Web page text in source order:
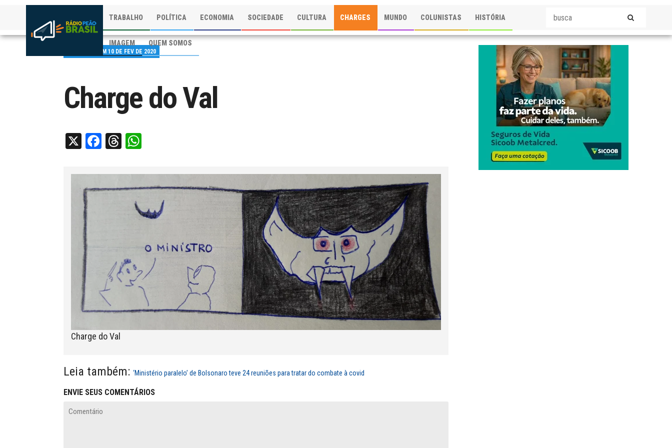
TRABALHO POLÍTICA ECONOMIA SOCIEDADE CULTURA CHARGES MUNDO COLUNISTAS HISTÓRIA
IMAGEM QUEM SOMOS
PUBLICADO EM 10 DE FEV DE 2020
Charge do Val
X Facebook
Threads
Charge do Val
Leia também: ‘Ministério paralelo’ de Bolsonaro teve 24 reuniões para tratar do combate à covid
ENVIE SEUS COMENTÁRIOS